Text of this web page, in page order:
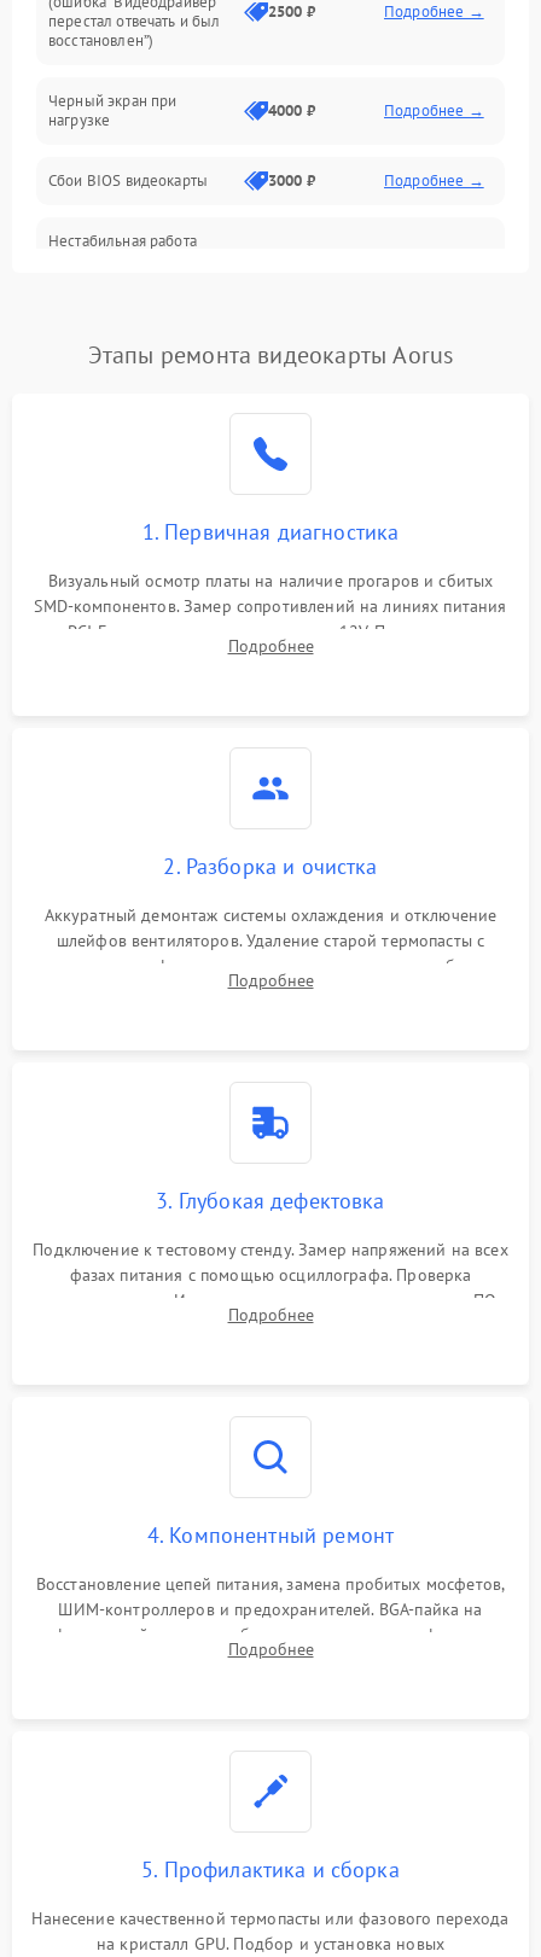
Интерфейсные и коммуникационные проблемы
Электропитание
ПО
Электронные компоненты
Общие поломки
Механические повреждения
перестал отвечать и был
восстановлен”)
2500 ₽ Подробнее →
Черный экран при
нагрузке
4000 ₽ Подробнее →
Сбои BIOS видеокарты 3000 ₽ Подробнее →
Нестабильная работа
Этапы ремонта видеокарты Aorus
1. Первичная диагностика
Визуальный осмотр платы на наличие прогаров и сбитых
SMD-компонентов. Замер сопротивлений на линиях питания
PCI-E и дополнительных разъемах 12V. Проверка на
короткое замыкание основных дросселей питания GPU и
Подробнее
2. Разборка и очистка
Аккуратный демонтаж системы охлаждения и отключение
шлейфов вентиляторов. Удаление старой термопасты с
кристалла графического чипа и термопрокладок с банок
памяти и зоны VRM. Очистка платы от пыли и окислов.
Подробнее
3. Глубокая дефектовка
Подключение к тестовому стенду. Замер напряжений на всех
фазах питания с помощью осциллографа. Проверка
инициализации. Использование специализированного ПО
MATS
Подробнее
4. Компонентный ремонт
Восстановление цепей питания, замена пробитых мосфетов,
ШИМ-контроллеров и предохранителей. BGA-пайка на
инфракрасной станции реболлинг или замена графического
чипа и дефектной памяти GDDR. Прошивка BIOS
Подробнее
5. Профилактика и сборка
Нанесение качественной термопасты или фазового перехода
на кристалл GPU. Подбор и установка новых